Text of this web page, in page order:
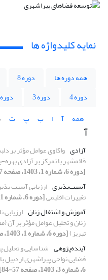
نمایه کلیدواژه ها
همه دوره ها دوره 8
دوره 4
دوره 3 دوره 2
همه
آ ا ب پ ت
آ
آزادی واکاوی عوامل مؤثر بر
قائمشهر با تمرکز بر آزادی
[دوره 6، شماره 1، 1403، صفحه 17-40]
آسیب‌پذیری ارزیابی آسیب
تغییرات اقلیمی[دوره 6، شماره 1، 1403، صفحه 65-78]
آموزش و اشتغال زنان
زنان و تحلیل عوامل مؤثر بر آن
تبریز)[دوره 6، شماره 1، 1403، صفحه 131-156]
آینده‌پژوهی شناسایی و تحلیل
فضایی نواحی پیراشهری اردبیل
6، شماره 3، 1403، صفحه 57-84]